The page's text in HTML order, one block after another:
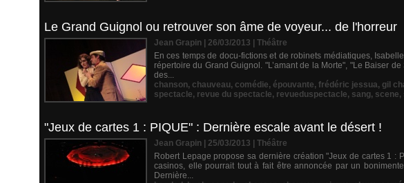
Le Grand Guignol ou retrouver son âme de voyeur... de l'horreur
Jean Grapin | 26/03/2013
Théâtre
En ces temps de docu-fictions et de robinets médiatiques,
répertoire du Grand Guignol. "L’amant de la Morte", "Le Baiser
des...
chanson, chauveau, comédie, épouvante, frédéric jessua, gil
spectacle, revue du spectacle, revueduspectacle, sang, scene,
"Jeux de cartes 1 : PIQUE" : Dernière escale avant le désert !
Jean Grapin | 25/03/2013
Théâtre
Robert Lepage propose sa dernière création "Jeux de cartes 1
casinos, elle pourrait tout à fait être annoncée par un
Dernière...